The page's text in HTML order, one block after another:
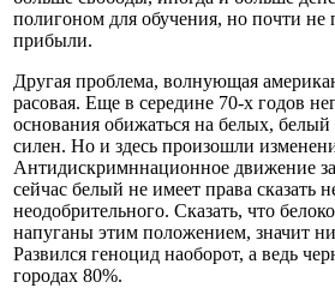
полигоном для обучения, но почти не
прибыли.
Другая проблема, волнующая
расовая. Еще в середине 70-х годов
основания обижаться на белых,
силен. Но и здесь произошли
Антидискримннационное движение
сейчас белый не имеет права сказать
неодобрительного. Сказать, что
напуганы этим положением, значит
Развился геноцид наоборот, а ведь
городах 80%.